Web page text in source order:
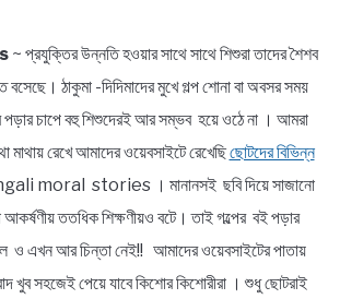
~ প্রযুক্তির উন্নতি হওয়ার সাথে সাথে শিশুরা তাদের শৈশব
বসেছে। ঠাকুমা -দিদিমাদের মুখে গল্প শোনা বা অবসর সময়
পড়ার চাপে বহু শিশুদেরই আর সম্ভব হয়ে ওঠে না । আমরা
মাথায় রেখে আমাদের ওয়েবসাইটে রেখেছিছোটদের বিভিন্ন
moral stories । মানানসই ছবি দিয়ে সাজানো
আকর্ষণীয় ততধিক শিক্ষণীয়ও বটে। তাই গল্পের বই পড়ার
ও এখন আর চিন্তা নেই!! আমাদের ওয়েবসাইটের পাতায়
খুব সহজেই পেয়ে যাবে কিশোর কিশোরীরা । শুধু ছোটরাই